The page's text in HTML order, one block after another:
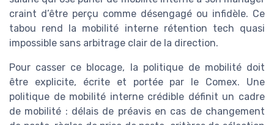
craint d’être perçu comme désengagé ou infidèle. Ce
tabou rend la mobilité interne rétention tech quasi
impossible sans arbitrage clair de la direction.
Pour casser ce blocage, la politique de mobilité doit
être explicite, écrite et portée par le Comex. Une
politique de mobilité interne crédible définit un cadre
de mobilité : délais de préavis en cas de changement